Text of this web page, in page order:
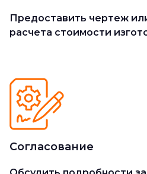
Предоставить чертеж
расчета стоимости
Согласование